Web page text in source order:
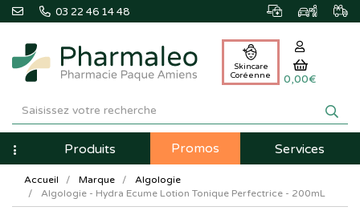
03 22 46 14 48
Pharmaleo
Pharmacie
Paque
Amiens
Skincare
Coréenne
0,00€
NavigationProduits Promos Services
Accueil Marque
Algologie
Algologie - Hydra Ecume Lotion Tonique Perfectrice - 200mL